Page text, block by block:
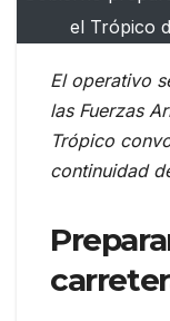
el Trópico
El operativo
las Fuerzas
Trópico
continuidad